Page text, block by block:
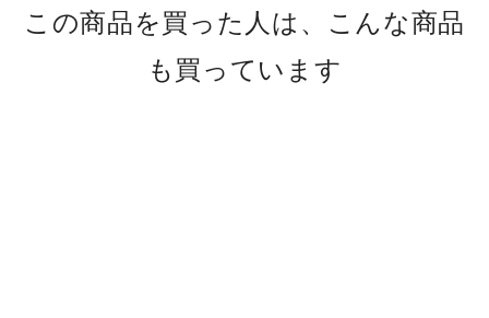
この商品を買った人は、こんな商品
も買っています